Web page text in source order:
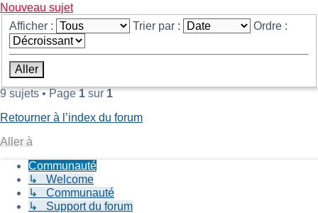
Nouveau sujet
Afficher :
Trier par : Ordre :
9 sujets • Page1sur1
Retourner à l’index du forum
Aller à
Communauté
↳ Welcome
↳ Communauté
↳ Support du forum